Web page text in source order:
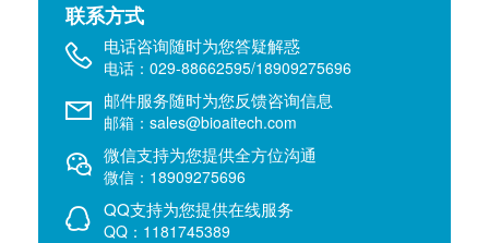
联系方式
电话咨询随时为您答疑解惑
电话：029-88662595/18909275696
邮件服务随时为您反馈咨询信息
邮箱：sales@bioaitech.com
微信支持为您提供全方位沟通
微信：18909275696
QQ支持为您提供在线服务
QQ：1181745389